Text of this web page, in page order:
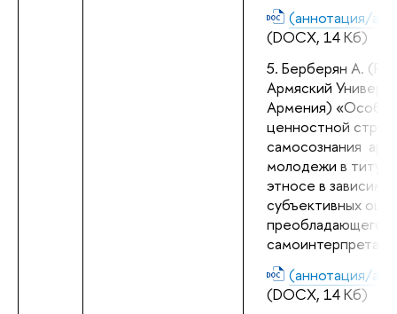
(аннотация/
(DOCX, 14 Кб)
Берберян А.
Армяский
Армения)
ценностной
самосознания
молодежи в
этносе в
субъективных
преобладающего
(аннотация/
(DOCX, 14 Кб)